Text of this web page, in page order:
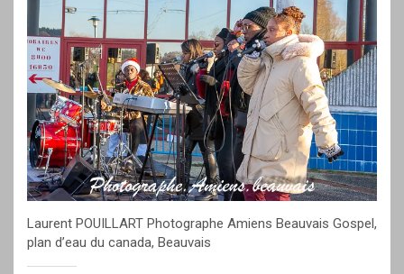
Laurent POUILLART Photographe Amiens Beauvais Gospel,
plan d’eau du canada, Beauvais